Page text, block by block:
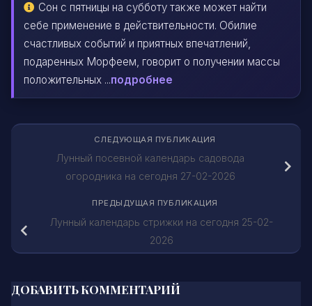
Сон с пятницы на субботу также может найти
себе применение в действительности. Обилие
счастливых событий и приятных впечатлений,
подаренных Морфеем, говорит о получении массы
положительных ...подробнее
СЛЕДУЮЩАЯ ПУБЛИКАЦИЯ
Лунный посевной календарь садовода
огородника на сегодня 27-02-2026
ПРЕДЫДУЩАЯ ПУБЛИКАЦИЯ
Лунный календарь стрижки на сегодня 25-02-
2026
ДОБАВИТЬ КОММЕНТАРИЙ